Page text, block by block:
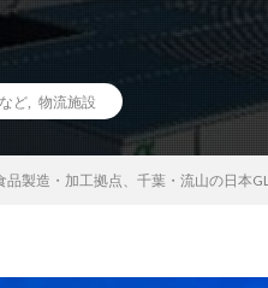
ど 物流施設
製造・加工拠点、千葉・流山の日本